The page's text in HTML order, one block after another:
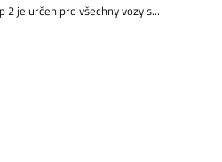
2 je určen pro všechny vozy s...